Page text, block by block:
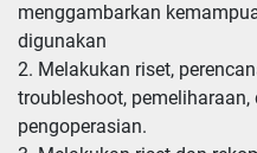
menggambarkan
digunakan
2. Melakukan riset,
troubleshoot,
pengoperasian.